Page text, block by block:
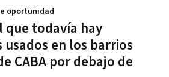
que todavía hay
en los barrios
CABA por debajo de
oportunidad